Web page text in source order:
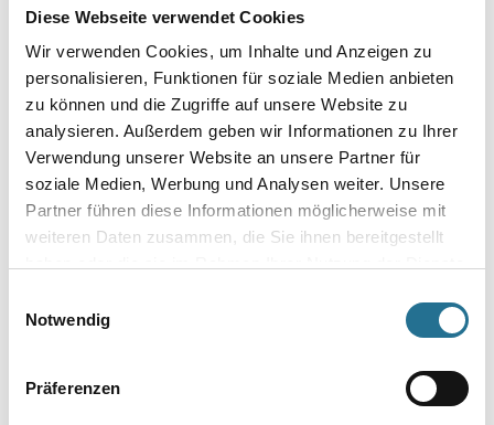
Diese Webseite verwendet Cookies
Wir verwenden Cookies, um Inhalte und Anzeigen zu
personalisieren, Funktionen für soziale Medien anbieten
zu können und die Zugriffe auf unsere Website zu
analysieren. Außerdem geben wir Informationen zu Ihrer
Verwendung unserer Website an unsere Partner für
soziale Medien, Werbung und Analysen weiter. Unsere
Partner führen diese Informationen möglicherweise mit
weiteren Daten zusammen, die Sie ihnen bereitgestellt
Notwendig
Präferenzen
Breite in millimeter
Borsten- / Haar-Länge in mm